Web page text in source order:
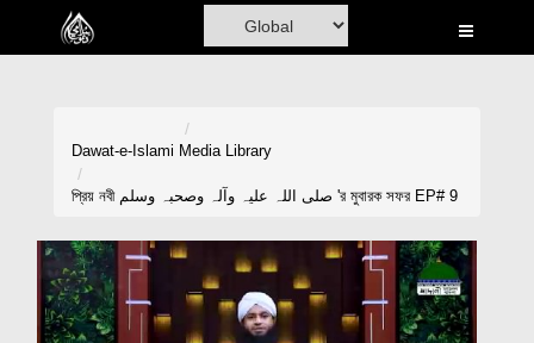
Home
Volunteer Portal
Rohani Ilaj
Dawat-e-Islami Media Library
প্রিয় নবী صلی اللہ علیہ وآلہ وصحبہ وسلم 'র মুবারক সফর EP# 9